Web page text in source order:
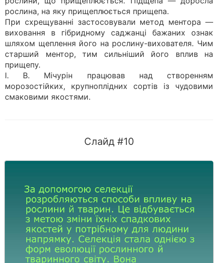
рослина, на яку прищеплюється прищепа.
При схрещуванні застосовували метод ментора —
виховання в гібридному саджанці бажаних ознак
шляхом щеплення його на рослину-вихователя. Чим
старший ментор, тим сильніший його вплив на
прищепу.
І. В. Мічурін працював над створенням
морозостійких, крупноплідних сортів із чудовими
смаковими якостями.
Слайд #10